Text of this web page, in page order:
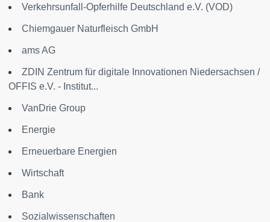
Verkehrsunfall-Opferhilfe Deutschland e.V. (VOD)
Chiemgauer Naturfleisch GmbH
ams AG
ZDIN Zentrum für digitale Innovationen Niedersachsen /
OFFIS e.V. - Institut...
VanDrie Group
Energie
Erneuerbare Energien
Wirtschaft
Bank
Sozialwissenschaften